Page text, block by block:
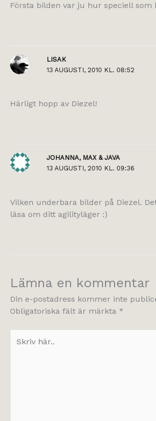
Första bilden var ju hur speciell som
LISAK
13 AUGUSTI, 2010 KL. 08:52
Härligt hopp av Diezel!
JOHANNA, MAX & JAVA
13 AUGUSTI, 2010 KL. 09:36
Vilken underbara bilder på Diezel.
läsa om ditt agilityläger :)
Lämna en kommentar
Din e-postadress kommer inte
Obligatoriska fält är märkta *
här..